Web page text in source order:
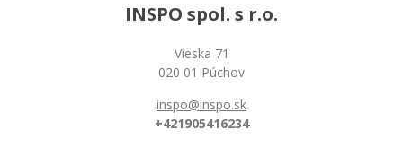
INSPO spol. s r.o.
Vieska 71
020 01 Púchov
inspo@inspo.sk
+421905416234